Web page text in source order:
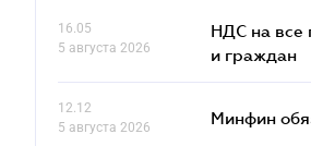
16.05
5 августа 2026
НДС на все
и граждан
12.12
5 августа 2026
Минфин